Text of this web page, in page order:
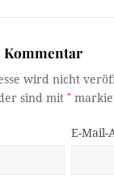
Kommentar
wird nicht
sind mit*
E-Mail-